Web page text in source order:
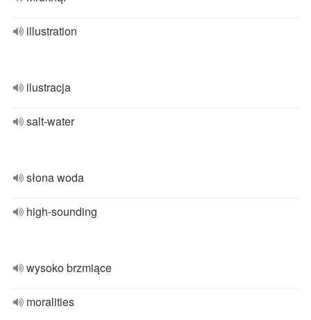
illustration
ilustracja
salt-water
słona woda
high-sounding
wysoko brzmiące
moralities